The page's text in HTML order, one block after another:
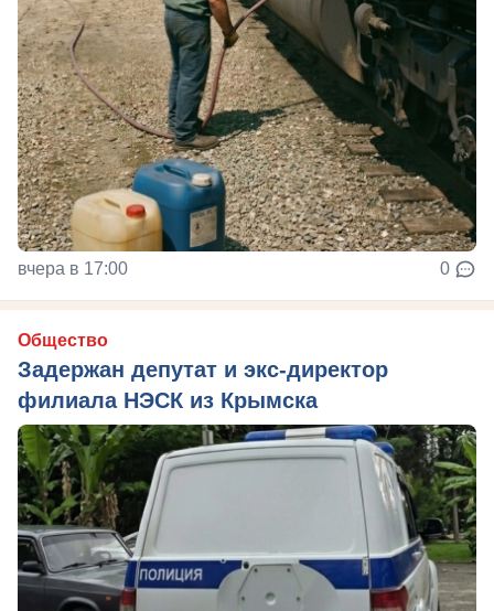
вчера в 17:00 0
Общество
Задержан депутат и экс-директор
филиала НЭСК из Крымска